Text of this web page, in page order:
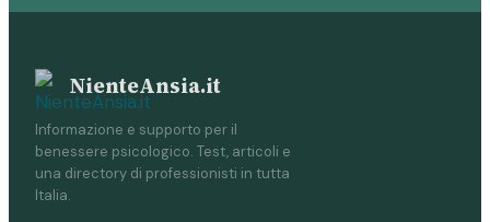
NienteAnsia.it
Informazione e supporto per il
benessere psicologico. Test, articoli e
una directory di professionisti in tutta
Italia.